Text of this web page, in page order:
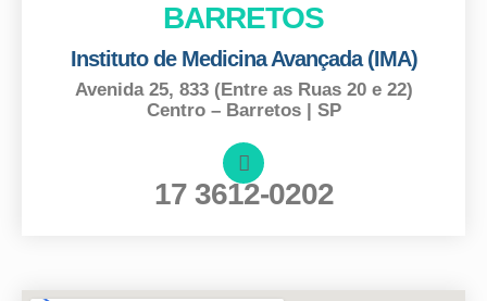
BARRETOS
Instituto de Medicina Avançada (IMA)
Avenida 25, 833 (Entre as Ruas 20 e 22)
Centro – Barretos | SP
17 3612-0202